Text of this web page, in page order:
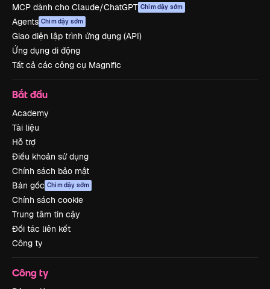
MCP dành cho Claude/ChatGPT Chim dậy sớm
Agents Chim dậy sớm
Giao diện lập trình ứng dụng (API)
Ứng dụng di động
Tất cả các công cụ Magnific
Bắt đầu
Academy
Tài liệu
Hỗ trợ
Điều khoản sử dụng
Chính sách bảo mật
Bản gốc Chim dậy sớm
Chính sách cookie
Trung tâm tin cậy
Đối tác liên kết
Công ty
Công ty